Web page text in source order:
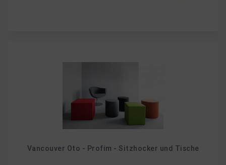
Vancouver Oto - Profim - Sitzhocker und Tische